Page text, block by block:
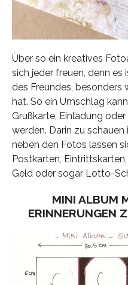
Über so ein kreatives
sich jeder freuen, denn es
des Freundes, besonders
hat. So ein Umschlag
Grußkarte, Einladung
werden. Darin zu
neben den Fotos lassen
Postkarten,
Geld oder sogar Lotto-
MINI ALBUM
ERINNERUNGEN